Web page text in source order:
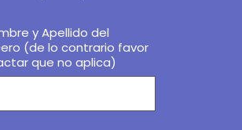
y Apellido del
(de lo contrario favor
que no aplica)